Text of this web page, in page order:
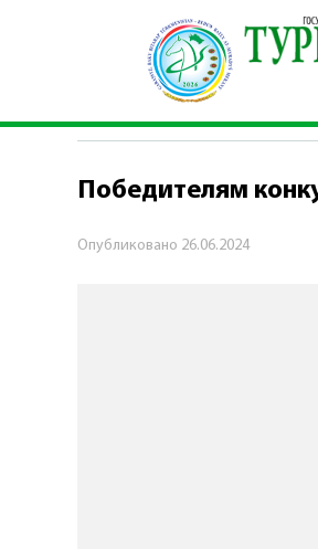
\ Политика \
ПОЛИТИКА
Победителям
Опубликовано 26.06.2024